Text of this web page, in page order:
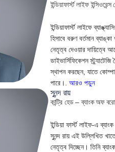
ইন্ডিয়াফার্স্ট লাইফ
ইন্ডিয়াফার্স্ট লাইফে
হিসাবে বরুণ বর্তমান ব্যাঙ্কা
নেতৃত্ব দেওয়ার দায়িত্বে
ডাইভার্সিফিকেশন
স্থাপন করছেন, যাতে
পারে।. আরও পড়ুন
সুনন্দ রায়
কান্ট্রি হেড – ব্যাংক অফ
ইন্ডিয়া ফার্স্ট লাইফ-এ
সুনন্দ রায় এই উল্লিখিত
নেতৃত্ব দিচ্ছেন। তিনি